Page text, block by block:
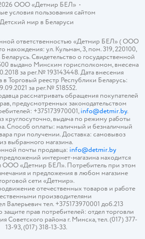
ООО «Детмир БЕЛ»•
условия пользования сайтом
Детский мир в Беларуси
ответственностью «Детмир БЕЛ» ( ООО
ул. Кульман, 3, пом. 319, 220100,
Свидетельство о государственной
выдано Минским горисполкомом, внесена
за рег.№ 193143448. Дата внесения
в Торговый реестр Республики Беларусь:
за рег.№ 518552.
рассматривать обращения покупателей
предусмотренных законодательством
+375173970001,info@detmir.by.
круглосуточно, выдача по режиму работы
Способ оплаты: наличный и безналичный
при получении. Доставка: самовывоз
из выбранного магазина.
почты продавца: info@detmir.by
интернет-магазина находится
ООО «Детмир БЕЛ». Потребитель при этом
и предложения в любом магазине
сети «Детмир».
отечественных товаров и работе
производителями
тел. +375173970001 доб.213
прав потребителей: отдел торговли
Советского района г. Минска, тел. (017) 377-
13-93, (017) 318-13-33.